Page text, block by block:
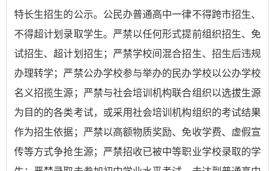
特长生招生的公示。公民办普通高中一律不得跨市招生、
不得超计划录取学生。严禁以任何形式提前组织招生、免
试招生、超计划招生；严禁学校间混合招生、招生后违规
办理转学；严禁公办学校参与举办的民办学校以公办学校
名义招揽生源；严禁与社会培训机构联合组织以选拔生源
为目的的各类考试，或采用社会培训机构组织的考试结果
作为招生依据；严禁以高额物质奖励、免收学费、虚假宣
传等方式争抢生源；严禁招收已被中等职业学校录取的学